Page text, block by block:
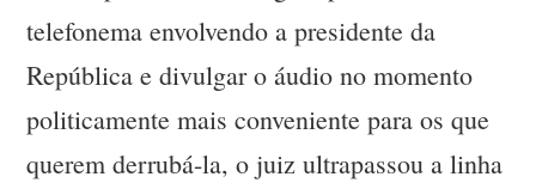
telefonema envolvendo a presidente da
República e divulgar o áudio no momento
politicamente mais conveniente para os que
querem derrubá-la, o juiz ultrapassou a linha